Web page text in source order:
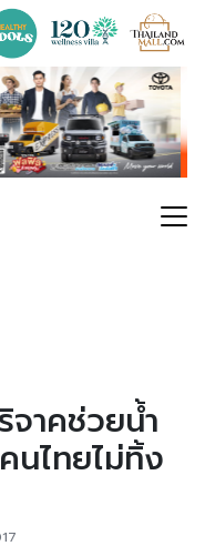
าคช่วยน้ำ
นไทยไม่ทิ้ง